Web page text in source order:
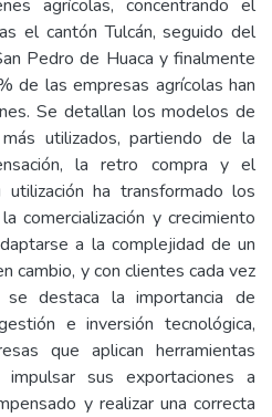
agrícolas, concentrando el
el cantón Tulcán, seguido del
Pedro de Huaca y finalmente
de las empresas agrícolas han
Se detallan los modelos de
utilizados, partiendo de la
la retro compra y el
ha transformado los
comercialización y crecimiento
a la complejidad de un
cambio, y con clientes cada vez
se destaca la importancia de
e inversión tecnológica,
que aplican herramientas
sus exportaciones a
y realizar una correcta